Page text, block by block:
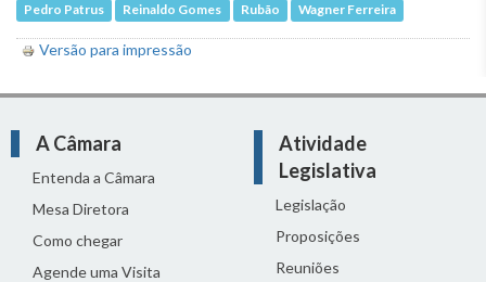
Pedro Patrus
Reinaldo Gomes Rubão Wagner Ferreira
Versão para impressão
A Câmara
Entenda a Câmara
Mesa Diretora
Como chegar
Agende uma Visita
Atividade
Legislativa
Legislação
Proposições
Reuniões